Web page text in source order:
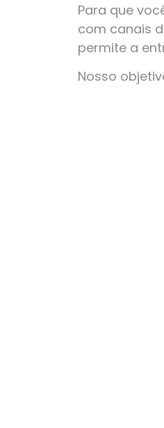
Para que
com canais
permite a
Nosso